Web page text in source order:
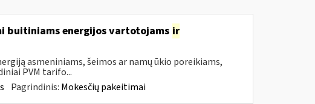
buitiniams energijos vartotojams ir
asmeniniams, šeimos ar namų ūkio poreikiams,
PVM tarifo...
Pagrindinis: Mokesčių pakeitimai